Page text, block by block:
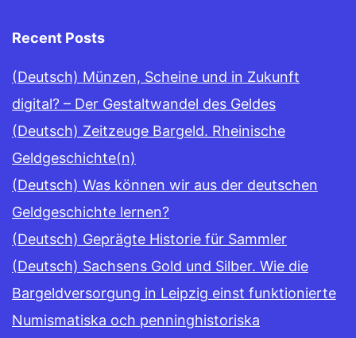
Recent Posts
(Deutsch) Münzen, Scheine und in Zukunft
digital? – Der Gestaltwandel des Geldes
(Deutsch) Zeitzeuge Bargeld. Rheinische
Geldgeschichte(n)
(Deutsch) Was können wir aus der deutschen
Geldgeschichte lernen?
(Deutsch) Geprägte Historie für Sammler
(Deutsch) Sachsens Gold und Silber. Wie die
Bargeldversorgung in Leipzig einst funktionierte
Numismatiska och penninghistoriska